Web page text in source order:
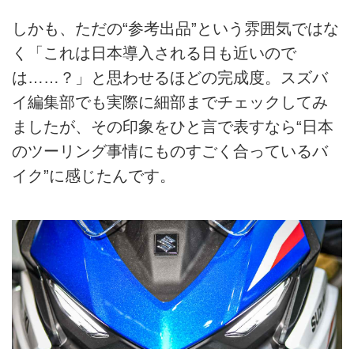
しかも、ただの“参考出品”という雰囲気ではな
く「これは日本導入される日も近いので
は……？」と思わせるほどの完成度。スズバ
イ編集部でも実際に細部までチェックしてみ
ましたが、その印象をひと言で表すなら“日本
のツーリング事情にものすごく合っているバ
イク”に感じたんです。